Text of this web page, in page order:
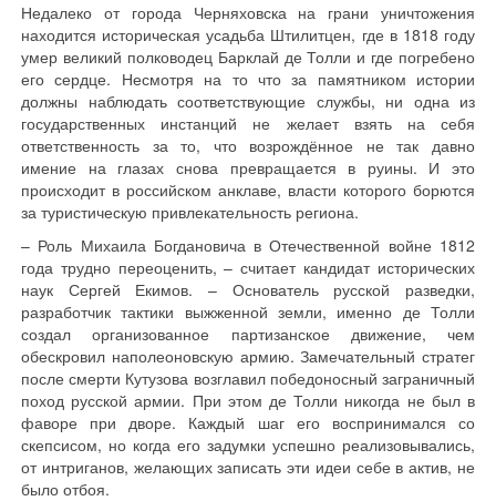
Недалеко от города Черняховска на грани уничтожения
находится историческая усадьба Штилитцен, где в 1818 году
умер великий полководец Барклай де Толли и где погребено
его сердце. Несмотря на то что за памятником истории
должны наблюдать соответствующие службы, ни одна из
государственных инстанций не желает взять на себя
ответственность за то, что возрождённое не так давно
имение на глазах снова превращается в руины. И это
происходит в российском анклаве, власти которого борются
за туристическую привлекательность региона.
– Роль Михаила Богдановича в Отечественной войне 1812
года трудно переоценить, – считает кандидат исторических
наук Сергей Екимов. – Основатель русской разведки,
разработчик тактики выжженной земли, именно де Толли
создал организованное партизанское движение, чем
обескровил наполеоновскую армию. Замечательный стратег
после смерти Кутузова возглавил победоносный заграничный
поход русской армии. При этом де Толли никогда не был в
фаворе при дворе. Каждый шаг его воспринимался со
скепсисом, но когда его задумки успешно реализовывались,
от интриганов, желающих записать эти идеи себе в актив, не
было отбоя.